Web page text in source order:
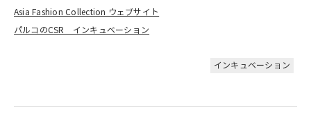
Asia Fashion Collection ウェブサイト
パルコのCSR インキュベーション
インキュベーション